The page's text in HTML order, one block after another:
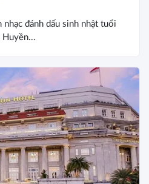
nhạc đánh dấu sinh nhật tuổi
Huyền...